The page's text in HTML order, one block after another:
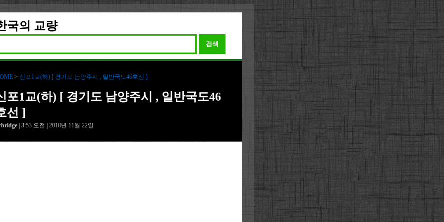
국의 교량
검색
> 신포1교(하) [ 경기도 남양주시 , 일반국도46호선 ]
포1교(하) [ 경기도 남양주시 , 일반국도46
선 ]
| 3:53 오전 | 2018년 11월 22일